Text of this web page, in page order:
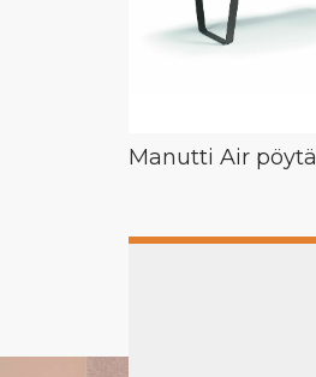
Manutti Air pöytä